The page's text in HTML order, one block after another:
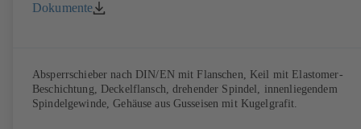
Dokumente
Absperrschieber nach DIN/EN mit Flanschen, Keil mit Elastomer-
Beschichtung, Deckelflansch, drehender Spindel, innenliegendem
Spindelgewinde, Gehäuse aus Gusseisen mit Kugelgrafit.